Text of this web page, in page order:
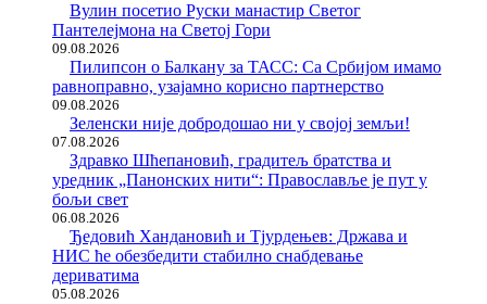
Вулин посетио Руски манастир Светог
Пантелејмона на Светој Гори
09.08.2026
Пилипсон о Балкану за ТАСС: Са Србијом имамо
равноправно, узајамно корисно партнерство
09.08.2026
Зеленски није добродошао ни у својој земљи!
07.08.2026
Здравко Шћепановић, градитељ братства и
уредник „Панонских нити“: Православље је пут у
бољи свет
06.08.2026
Ђедовић Хандановић и Тјурдењев: Држава и
НИС ће обезбедити стабилно снабдевање
дериватима
05.08.2026